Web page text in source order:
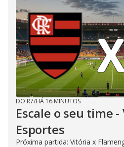
DO R7/HÁ 16 MINUTOS
Escale o seu time
Esportes
Próxima partida: Vitória x